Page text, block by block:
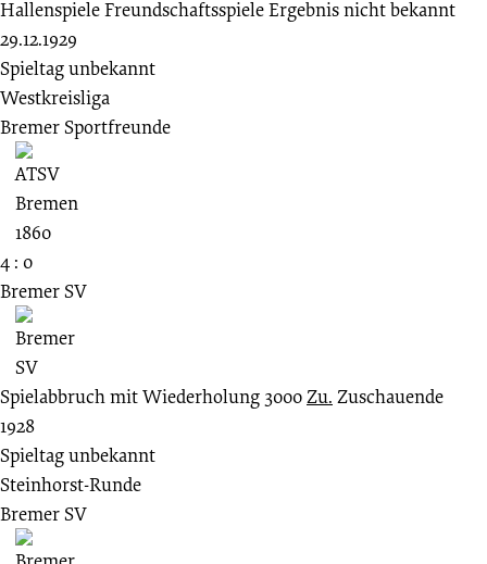
HallenspieleFreundschaftsspieleErgebnis nicht bekannt
29.12.1929
Spieltag unbekannt
Westkreisliga
Bremer Sportfreunde
4 : 0
Bremer SV
Spielabbruch mit Wiederholung 3000Zu. Zuschauende
1928
Spieltag unbekannt
Steinhorst-Runde
Bremer SV